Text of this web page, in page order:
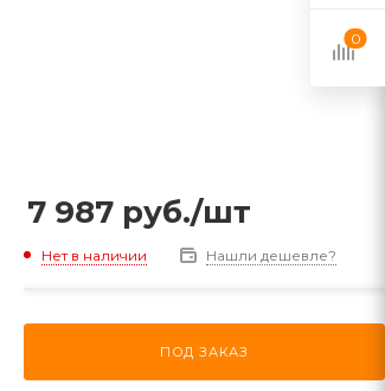
7 987 руб./шт
Нет в наличии Нашли дешевле?
ПОД ЗАКАЗ
0